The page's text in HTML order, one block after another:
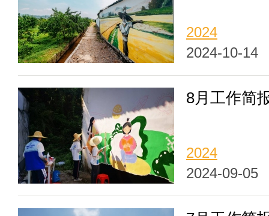
2024
2024-10-14
8月工作简
2024
2024-09-05